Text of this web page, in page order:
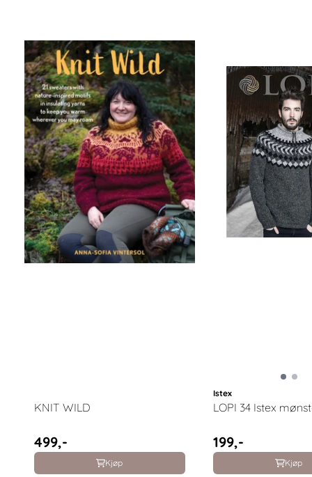
KNIT WILD
499,-
Kjøp
Istex
LOPI 34 Istex
199,-
Kjøp